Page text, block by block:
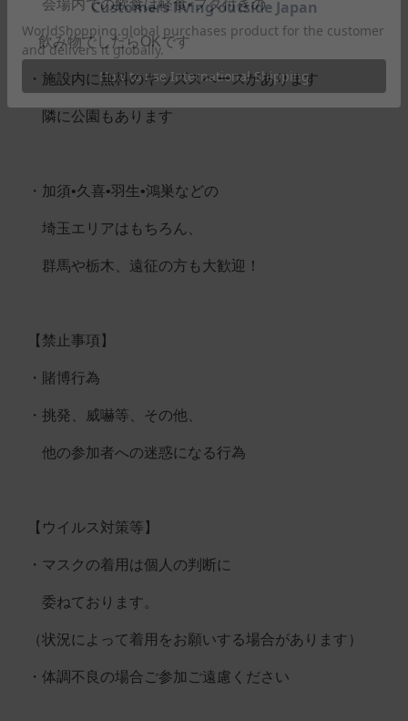
会場内での飲食は軽食•フタ付きの
飲み物でしたらOKです
・施設内に無料のキッズスペースがあります
隣に公園もあります
・加須•久喜•羽生•鴻巣などの
埼玉エリアはもちろん、
群馬や栃木、遠征の方も大歓迎！
【禁止事項】
・賭博行為
・挑発、威嚇等、その他、
他の参加者への迷惑になる行為
【ウイルス対策等】
・マスクの着用は個人の判断に
委ねております。
（状況によって着用をお願いする場合があります）
・体調不良の場合ご参加ご遠慮ください